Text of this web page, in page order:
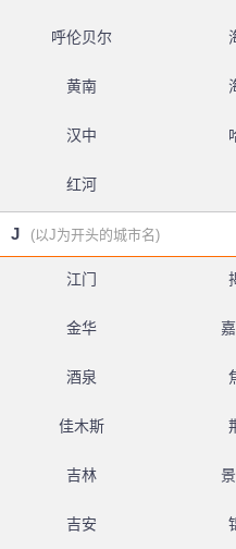
呼伦贝尔
黄南
汉中
红河
J (以J为开头的城市名)
江门
金华
酒泉
佳木斯
吉林
吉安